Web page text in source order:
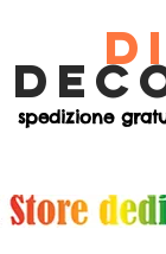
spedizione